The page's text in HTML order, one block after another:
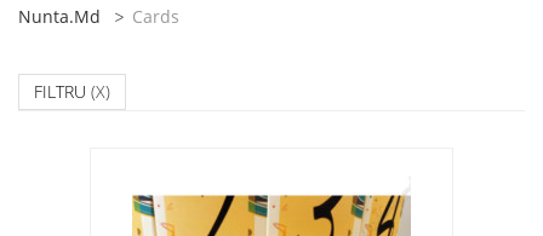
Nunta.md Cards
FILTRU (X)